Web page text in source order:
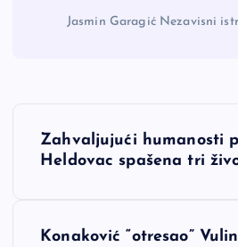
Jasmin Garagić Nezavisni
NZahvaljujući humanosti
Heldovac spašena tri
Konaković “otresao”